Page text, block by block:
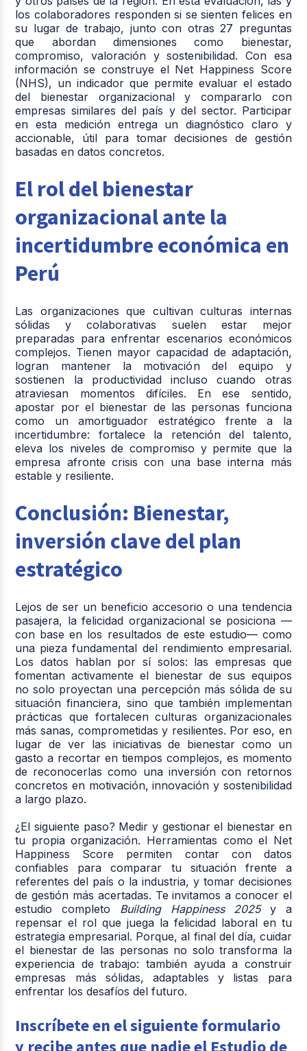
los colaboradores responden si se sienten felices en
su lugar de trabajo, junto con otras 27 preguntas
que abordan dimensiones como bienestar,
compromiso, valoración y sostenibilidad. Con esa
información se construye el Net Happiness Score
(NHS), un indicador que permite evaluar el estado
del bienestar organizacional y compararlo con
empresas similares del país y del sector. Participar
en esta medición entrega un diagnóstico claro y
accionable, útil para tomar decisiones de gestión
basadas en datos concretos.
El rol del bienestar
organizacional ante la
incertidumbre económica en
Perú
Las organizaciones que cultivan culturas internas
sólidas y colaborativas suelen estar mejor
preparadas para enfrentar escenarios económicos
complejos. Tienen mayor capacidad de adaptación,
logran mantener la motivación del equipo y
sostienen la productividad incluso cuando otras
atraviesan momentos difíciles. En ese sentido,
apostar por el bienestar de las personas funciona
como un amortiguador estratégico frente a la
incertidumbre: fortalece la retención del talento,
eleva los niveles de compromiso y permite que la
empresa afronte crisis con una base interna más
estable y resiliente.
Conclusión: Bienestar,
inversión clave del plan
estratégico
Lejos de ser un beneficio accesorio o una tendencia
pasajera, la felicidad organizacional se posiciona —
con base en los resultados de este estudio— como
una pieza fundamental del rendimiento empresarial.
Los datos hablan por sí solos: las empresas que
fomentan activamente el bienestar de sus equipos
no solo proyectan una percepción más sólida de su
situación financiera, sino que también implementan
prácticas que fortalecen culturas organizacionales
más sanas, comprometidas y resilientes. Por eso, en
lugar de ver las iniciativas de bienestar como un
gasto a recortar en tiempos complejos, es momento
de reconocerlas como una inversión con retornos
concretos en motivación, innovación y sostenibilidad
a largo plazo.
¿El siguiente paso? Medir y gestionar el bienestar en
tu propia organización. Herramientas como el Net
Happiness Score permiten contar con datos
confiables para comparar tu situación frente a
referentes del país o la industria, y tomar decisiones
de gestión más acertadas. Te invitamos a conocer el
estudio completo Building Happiness 2025y a
repensar el rol que juega la felicidad laboral en tu
estrategia empresarial. Porque, al final del día, cuidar
el bienestar de las personas no solo transforma la
experiencia de trabajo: también ayuda a construir
empresas más sólidas, adaptables y listas para
enfrentar los desafíos del futuro.
Inscríbete en el siguiente formulario
y recibe antes que nadie el Estudio de